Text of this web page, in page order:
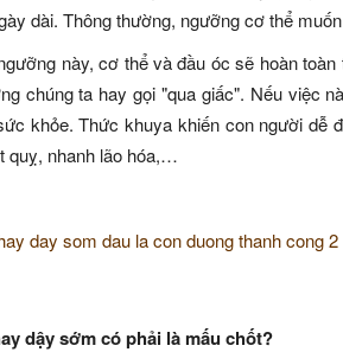
dài. Thông thường, ngưỡng cơ thể
này, cơ thể và đầu óc sẽ hoàn
chúng ta hay gọi "qua giấc". Nếu việc
khỏe. Thức khuya khiến con người dễ
quỵ, nhanh lão hóa,…
dậy sớm có phải là mấu chốt?